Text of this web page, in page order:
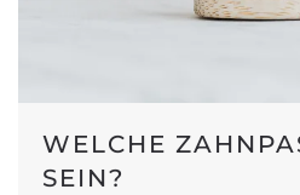
WELCHE
SEIN?